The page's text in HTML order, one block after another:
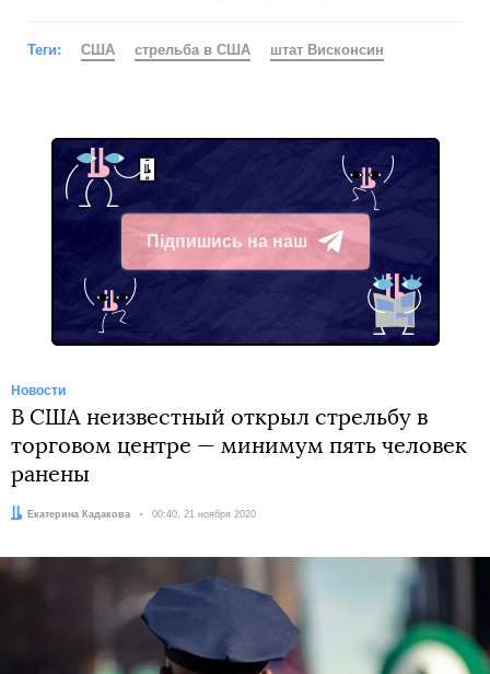
Теги: США стрельба в США штат Висконсин
Підпишись на наш
Telegram
Новости
В США неизвестный открыл стрельбу в
торговом центре — минимум пять человек
ранены
Автор:Екатерина Кадакова Дата:
00:40, 21 ноября 2020